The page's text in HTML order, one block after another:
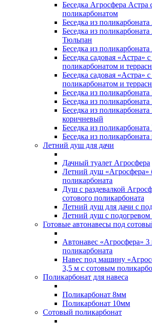
Беседка Агросфера
поликарбонатом
Беседка из поликарбоната
Беседка из
Тюльпан
Беседка из
Беседка садовая «Астра»
поликарбонатом и
Беседка садовая «Астра»
поликарбонатом и
Беседка из
Беседка из
Беседка из
коричневый
Беседка из
Беседка из
Летний душ для дачи
Дачный туалет Агросфера
Летний душ «Агросфера»
поликарбоната
Душ с раздевалкой
сотового поликарбоната
Летний душ для дачи с
Летний душ с подогревом
Готовые автонавесы под
Автонавес «Агросфера» 3
поликарбоната
Навес под машину
3,5 м с сотовым
Поликарбонат для навеса
Поликарбонат 8мм
Поликарбонат 10мм
Сотовый поликарбонат